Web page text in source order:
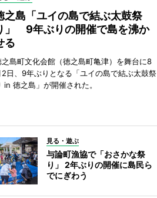
之島「ユイの島で結ぶ太鼓祭
」 9年ぶりの開催で島を沸か
る
之島町文化会館（徳之島町亀津）を舞台に8
2日、9年ぶりとなる「ユイの島で結ぶ太鼓祭
in 徳之島」が開催された。
見る・遊ぶ
与論町漁協で「おさかな祭
り」 2年ぶりの開催に島民ら
でにぎわう